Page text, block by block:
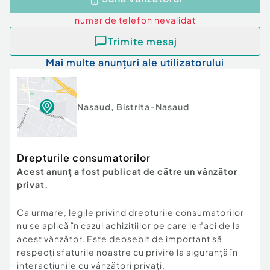
familie deosebită, cât și o investiție cu potențial
pe termen lung.
Dacă sunteți în căutarea unui loc unde să vă
construiți casa visurilor sau a unei proprietăți cu
multiple posibilități de valorificare, această
ofertă merită cu siguranță atenția dumneavoastră.
Preț: 175.000 Euro, negociabil.
programarea unei vizionări, vă stăm cu drag la
dispoziție.
0755228225 Ionut
Număr niveluri imobil:mai mult de 12
Număr Băi:mai mult de 3
Posibilitate parcare: Nu
numar de telefon nevalidat
Trimite mesaj
Mai multe anunțuri ale utilizatorului
Nasaud, Bistrita-Nasaud
Drepturile consumatorilor
Acest anunț a fost publicat de către un vânzător
privat.
Ca urmare, legile privind drepturile consumatorilor
nu se aplică în cazul achizițiilor pe care le faci de la
acest vânzător. Este deosebit de important să
respecți sfaturile noastre cu privire la siguranță în
interacțiunile cu vânzători privați.